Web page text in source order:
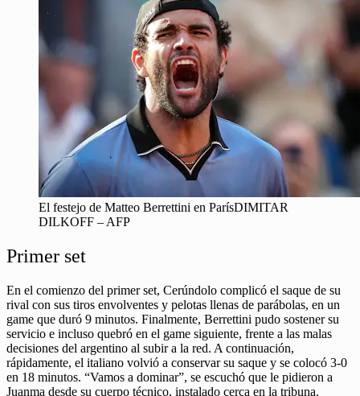
El festejo de Matteo Berrettini en ParísDIMITAR
DILKOFF – AFP
Primer set
En el comienzo del primer set, Cerúndolo complicó el saque de su
rival con sus tiros envolventes y pelotas llenas de parábolas, en un
game que duró 9 minutos. Finalmente, Berrettini pudo sostener su
servicio e incluso quebró en el game siguiente, frente a las malas
decisiones del argentino al subir a la red. A continuación,
rápidamente, el italiano volvió a conservar su saque y se colocó 3-0
en 18 minutos. “Vamos a dominar”, se escuchó que le pidieron a
Juanma desde su cuerpo técnico, instalado cerca en la tribuna.